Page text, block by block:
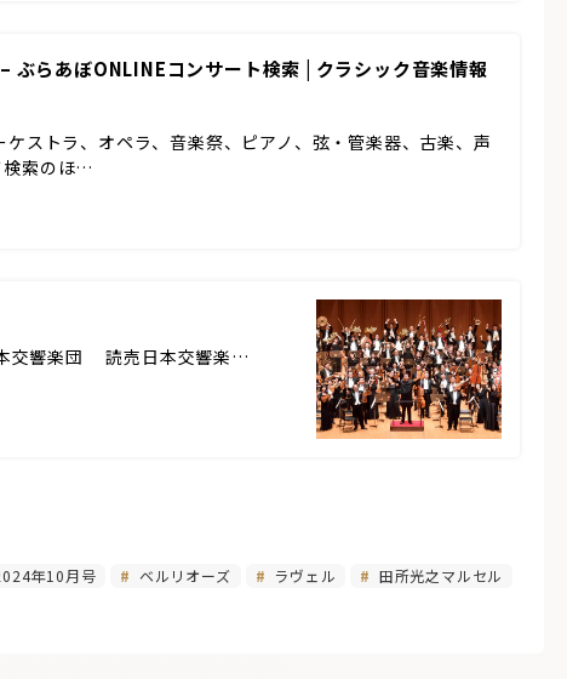
ぶらあぼONLINEコンサート検索 | クラシック音楽情報
ストラ、オペラ、音楽祭、ピアノ、弦・管楽器、古楽、声
検索のほ…
交響楽団 読売日本交響楽…
年10月号 ベルリオーズ ラヴェル
田所光之マルセル